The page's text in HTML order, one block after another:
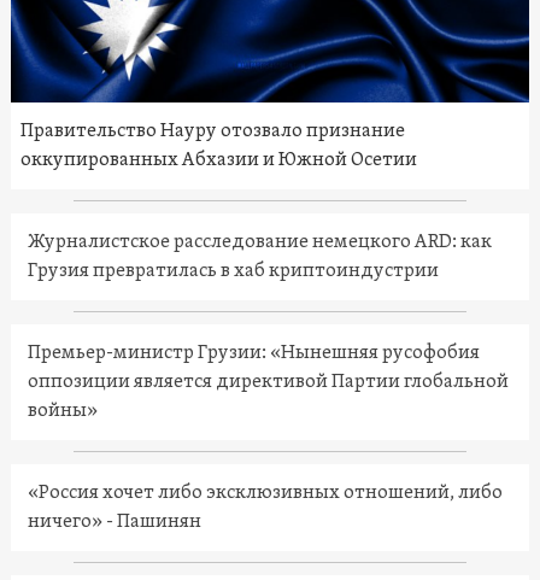
Правительство Науру отозвало признание
оккупированных Абхазии и Южной Осетии
Журналистское расследование немецкого ARD: как
Грузия превратилась в хаб криптоиндустрии
Премьер-министр Грузии: «Нынешняя русофобия
оппозиции является директивой Партии глобальной
войны»
«Россия хочет либо эксклюзивных отношений, либо
ничего» - Пашинян